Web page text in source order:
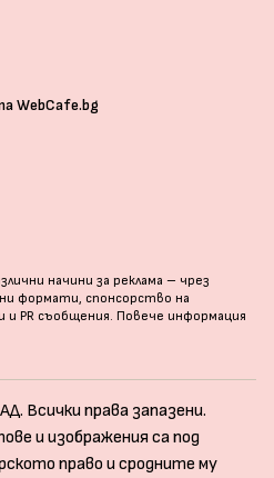
WebCafe.bg
начини за реклама – чрез
формати, спонсорство на
PR съобщения. Повече информация
Всички права запазени.
и изображения са под
право и сродните му